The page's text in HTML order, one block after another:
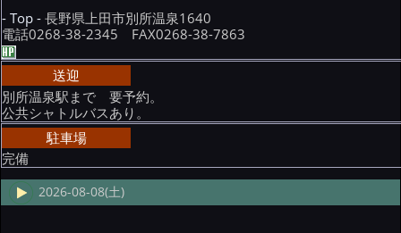
- Top -長野県上田市別所温泉1640
電話0268-38-2345 FAX0268-38-7863
送迎
別所温泉駅まで 要予約。
公共シャトルバスあり。
駐車場
完備
2026-08-08(土)